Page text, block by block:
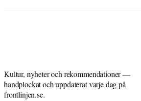
Kultur, nyheter och rekommendationer —
handplockat och uppdaterat varje dag på
frontlinjen.se.